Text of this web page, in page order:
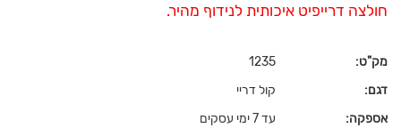
חולצה דרייפיט איכותית לנידוף מהיר.
מק"ט:
1235
דגם:
קול דריי
אספקה:
עד 7 ימי עסקים